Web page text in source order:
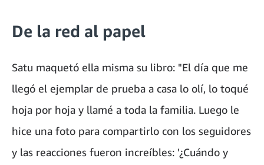
De la red al papel
Satu maquetó ella misma su libro: "El día que me
llegó el ejemplar de prueba a casa lo olí, lo toqué
hoja por hoja y llamé a toda la familia. Luego le
hice una foto para compartirlo con los seguidores
y las reacciones fueron increíbles: '¿Cuándo y